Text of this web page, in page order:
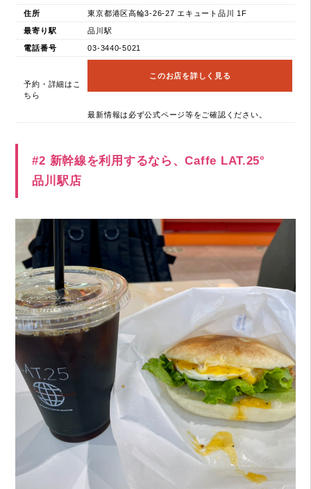
住所 東京都港区高輪3-26-27 エキュート品川 1F
最寄り駅 品川駅
電話番号 03-3440-5021
予約・詳細はこ
ちら
このお店を詳しく見る
最新情報は必ず公式ページ等をご確認ください。
#2 新幹線を利用するなら、Caffe LAT.25°
品川駅店